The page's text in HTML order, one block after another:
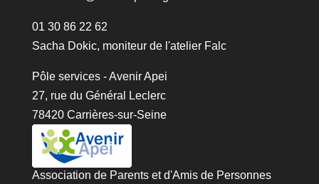
01 30 86 22 62
Sacha Dokic, moniteur de l'atelier Falc
Pôle services - Avenir Apei
27, rue du Général Leclerc
78420 Carrières-sur-Seine
Association de Parents et d'Amis de Personnes